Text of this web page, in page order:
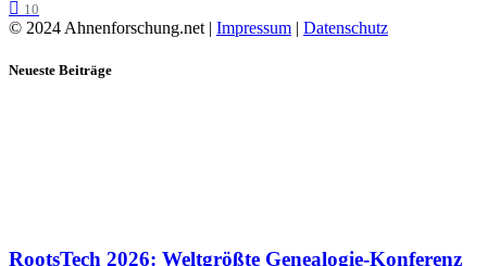
10
© 2024 Ahnenforschung.net | Impressum | Datenschutz
Neueste Beiträge
RootsTech 2026: Weltgrößte Genealogie-Konferenz